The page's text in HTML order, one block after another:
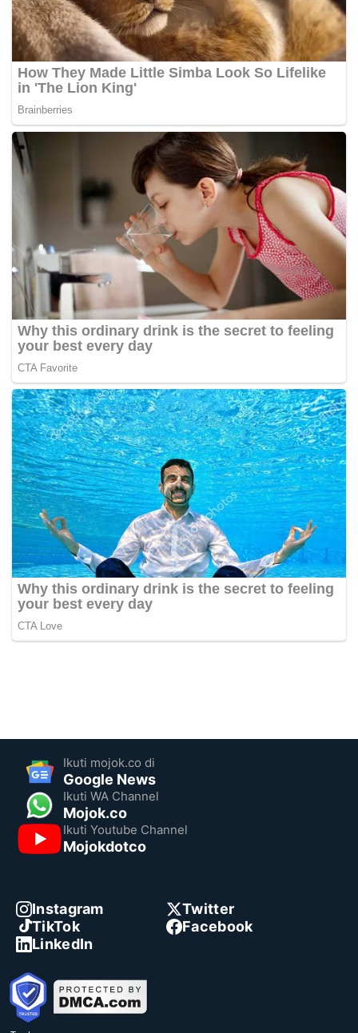
Ikuti mojok.co di
Google News
Ikuti WA Channel
Mojok.co
Ikuti Youtube Channel
Mojokdotco
Instagram
Twitter
TikTok
Facebook
LinkedIn